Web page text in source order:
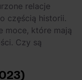
relacje
częścią historii.
moce, które mają
Czy są